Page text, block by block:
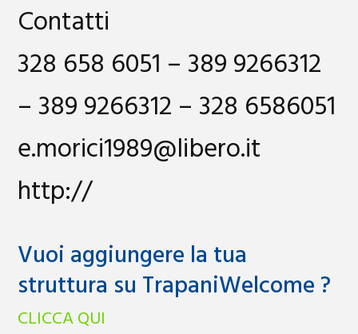
Contatti
328 658 6051 – 389 9266312
– 389 9266312 – 328 6586051
e.morici1989@libero.it
http://
Vuoi aggiungere la tua
struttura su TrapaniWelcome ?
CLICCA QUI